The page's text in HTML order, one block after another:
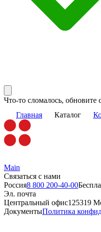
Что-то сломалось, обновите
Главная Каталог
Main
Связаться с нами
Россия8 800 200-40-00
Эл. почта
Центральный офис125319
ДокументыПолитика